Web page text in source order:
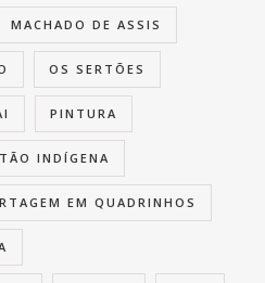
MACHADO DE ASSIS
OS SERTÕES
PINTURA
INDÍGENA
EM QUADRINHOS